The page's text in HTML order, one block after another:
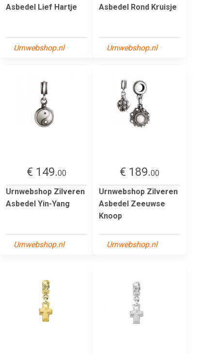
Asbedel Lief Hartje
Urnwebshop.nl
Asbedel Rond Kruisje
Urnwebshop.nl
€ 149.00
Urnwebshop Zilveren
Asbedel Yin-Yang
Urnwebshop.nl
€ 189.00
Urnwebshop Zilveren
Asbedel Zeeuwse
Knoop
Urnwebshop.nl